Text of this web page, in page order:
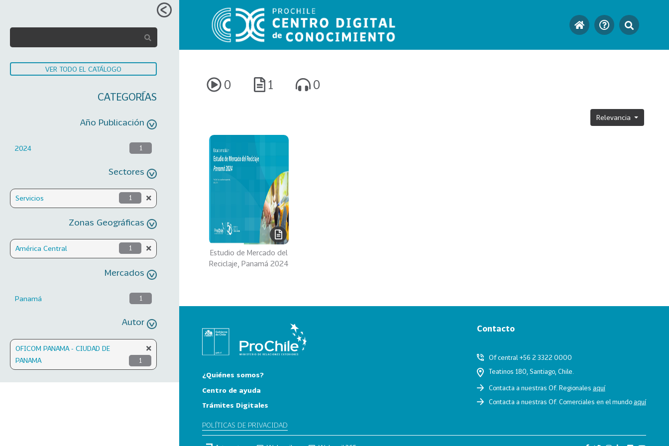
VER TODO EL CATÁLOGO
CATEGORÍAS
Año Publicación
2024 1
Sectores
Servicios 1
Zonas Geográficas
América Central 1
Mercados
Panamá 1
Autor
OFICOM PANAMA - CIUDAD DE
PANAMA
1
0 1 0
Relevancia
Estudio de Mercado del
Reciclaje, Panamá 2024
¿Quiénes somos?
Centro de ayuda
Trámites Digitales
POLÍTICAS DE PRIVACIDAD
Contacto
Of central +56 2 3322 0000
Teatinos 180, Santiago, Chile.
Contacta a nuestras Of. Regionales aquí
Contacta a nuestras Of. Comerciales en el mundoaquí